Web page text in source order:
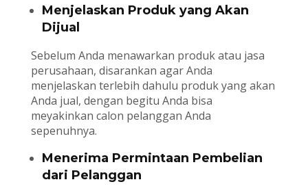
Menjelaskan Produk yang Akan
Dijual
Sebelum Anda menawarkan produk atau jasa
perusahaan, disarankan agar Anda
menjelaskan terlebih dahulu produk yang akan
Anda jual, dengan begitu Anda bisa
meyakinkan calon pelanggan Anda
sepenuhnya.
Menerima Permintaan Pembelian
dari Pelanggan